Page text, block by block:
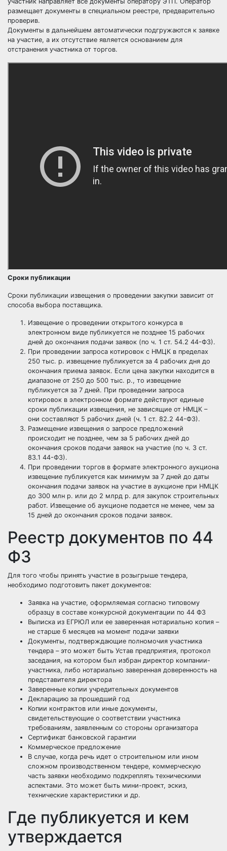
размещает документы в специальном реестре, предварительно
проверив.
Документы в дальнейшем автоматически подгружаются к заявке
на участие, а их отсутствие является основанием для
отстранения участника от торгов.
Сроки публикации
Сроки публикации извещения о проведении закупки зависит от
способа выбора поставщика.
Извещение о проведении открытого конкурса в
электронном виде публикуется не позднее 15 рабочих
дней до окончания подачи заявок (по ч. 1 ст. 54.2 44-ФЗ).
При проведении запроса котировок с НМЦК в пределах
250 тыс. р. извещение публикуется за 4 рабочих дня до
окончания приема заявок. Если цена закупки находится в
диапазоне от 250 до 500 тыс. р., то извещение
публикуется за 7 дней. При проведении запроса
котировок в электронном формате действуют единые
сроки публикации извещения, не зависящие от НМЦК –
они составляют 5 рабочих дней (ч. 1 ст. 82.2 44-ФЗ).
Размещение извещения о запросе предложений
происходит не позднее, чем за 5 рабочих дней до
окончания сроков подачи заявок на участие (по ч. 3 ст.
83.1 44-ФЗ).
При проведении торгов в формате электронного аукциона
извещение публикуется как минимум за 7 дней до даты
окончания подачи заявок на участие в аукционе при НМЦК
до 300 млн р. или до 2 млрд р. для закупок строительных
работ. Извещение об аукционе подается не менее, чем за
15 дней до окончания сроков подачи заявок.
Реестр документов по 44
ФЗ
Для того чтобы принять участие в розыгрыше тендера,
необходимо подготовить пакет документов:
Заявка на участие, оформляемая согласно типовому
образцу в составе конкурсной документации по 44 ФЗ
Выписка из ЕГРЮЛ или ее заверенная нотариально копия –
не старше 6 месяцев на момент подачи заявки
Документы, подтверждающие полномочия участника
тендера – это может быть Устав предприятия, протокол
заседания, на котором был избран директор компании-
участника, либо нотариально заверенная доверенность на
представителя директора
Заверенные копии учредительных документов
Декларацию за прошедший год
Копии контрактов или иные документы,
свидетельствующие о соответствии участника
требованиям, заявленным со стороны организатора
Сертификат банковской гарантии
Коммерческое предложение
В случае, когда речь идет о строительном или ином
сложном производственном тендере, коммерческую
часть заявки необходимо подкреплять техническими
аспектами. Это может быть мини-проект, эскиз,
технические характеристики и др.
Где публикуется и кем
утверждается